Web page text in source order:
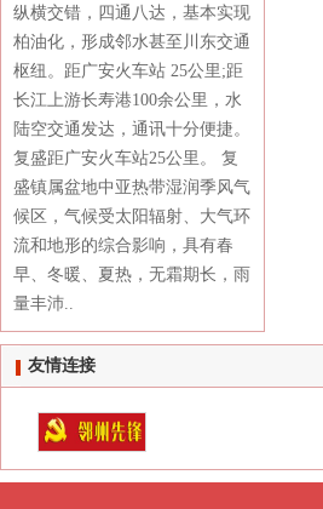
纵横交错，四通八达，基本实现
柏油化，形成邻水甚至川东交通
枢纽。距广安火车站 25公里;距
长江上游长寿港100余公里，水
陆空交通发达，通讯十分便捷。
复盛距广安火车站25公里。 复
盛镇属盆地中亚热带湿润季风气
候区，气候受太阳辐射、大气环
流和地形的综合影响，具有春
早、冬暖、夏热，无霜期长，雨
量丰沛..
友情连接